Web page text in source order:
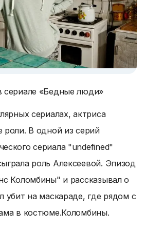
сериале «Бедные люди»
сериалах, актриса
роли. В одной из серий
сериала "undefined"
роль Алексеевой. Эпизод
Коломбины" и рассказывал о
убит на маскараде, где рядом с
в костюме.Коломбины.